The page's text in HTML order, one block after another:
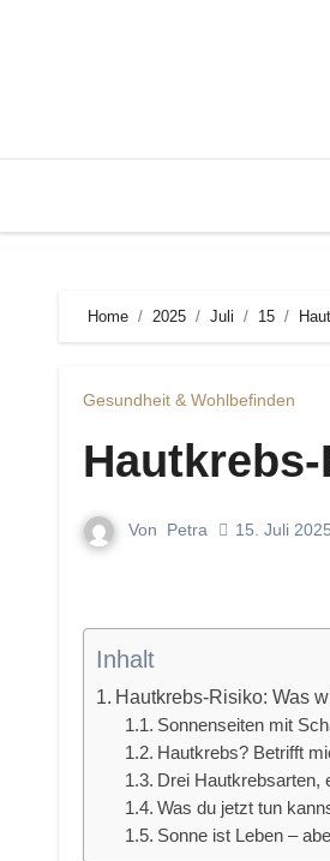
Home 2025 Juli 15
Gesundheit & Wohlbefinden
Von Petra 15. Juli 2025
Inhalt
Hautkrebs-Risiko: Was
Sonnenseiten mit
Hautkrebs? Betrifft
Drei Hautkrebsarten,
Was du jetzt tun
Sonne ist Leben –